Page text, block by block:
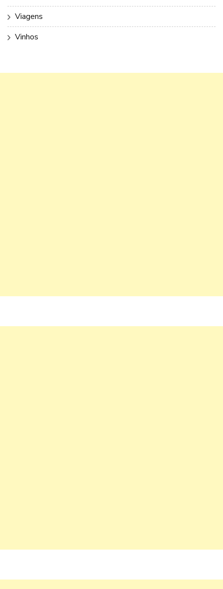
Viagens
Vinhos